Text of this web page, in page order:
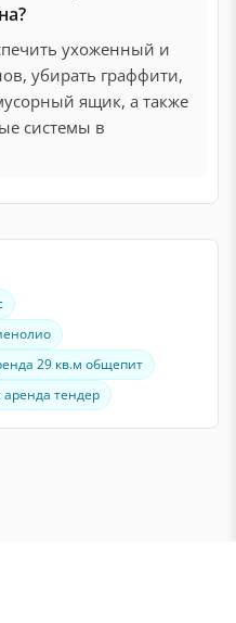
ухоженный и
убирать граффити,
ящик, а также
системы в
29 кв.м общепит
тендер